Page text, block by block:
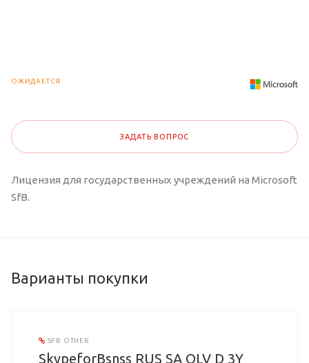
ОЖИДАЕТСЯ
ЗАДАТЬ ВОПРОС
Лицензия для государственных учреждений на Microsoft
SfB.
Варианты покупки
SFB OTHER
SkypeforBsnss RUS SA OLV D 3Y